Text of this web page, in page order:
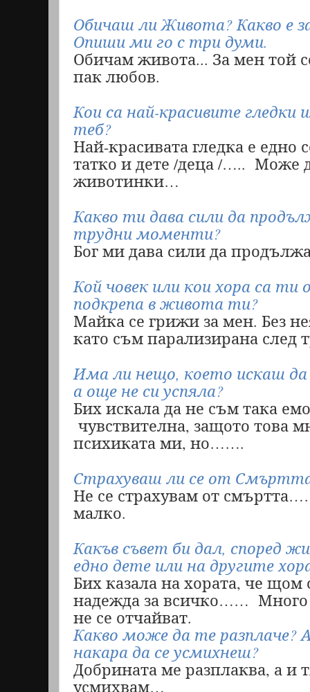
Обичаш ли Живота? Какво е
Опиши ми го с три думи.
Обичам живота... За мен той
пак любов.
Кои са най-красивите гледки
теб?
Най-красивата гледка е едно
татко и дете /деца /….. Може
животинки…
Какво ти дава сили да
трудни моменти?
Бог ми дава сили да
Кой човек или кои хора са ти
подкрепа в живота ти?
Майка се грижи за мен. Без
като съм парализирана след
Има ли нещо, което искаш да
а още не си успяла?
Бих искала да не съм така
чувствителна, защото това
психиката ми, но…….
Страхуваш ли се от
Не се страхувам от
малко.
Какъв съвет би дал, според
едно дете или на другите
Бих казала на хората, че
надежда за всичко…… Много
не се отчайват.
Какво може да те разплаче?
накара да се усмихнеш?
Добрината ме разплаква, а и
усмихвам…